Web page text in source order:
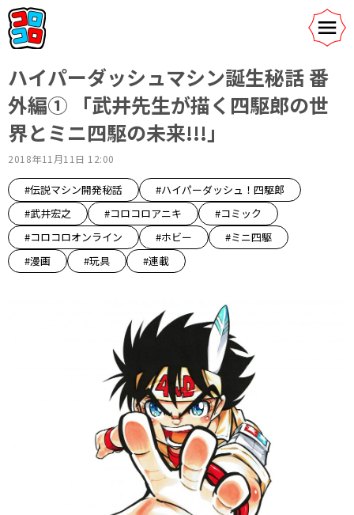
ハイパーダッシュマシン誕生秘話 番
外編① 「武井先生が描く四駆郎の世
界とミニ四駆の未来!!!」
2018年11月11日 12:00
#伝説マシン開発秘話
#ハイパーダッシュ！四駆郎
#武井宏之
#コロコロアニキ
#コミック
#コロコロオンライン
#ホビー
#ミニ四駆
#漫画
#玩具 #連載